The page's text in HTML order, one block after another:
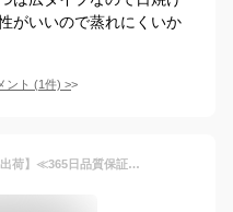
がいいので蒸れにくいか
ント (1件) >
サファリハット 撥水【土日祝も出荷】≪365日品質保証≫★30日返品OK★レインハット マリンハット アドベンチャーハット UV防止 撥水機能 サンシェード つば広 帽子 ぼうし レディース メンズ キッズ ラッシュガード サーフパンツ トレンカ マリンシューズ リンネ